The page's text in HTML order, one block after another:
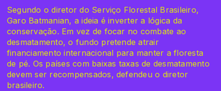
Segundo o diretor do Serviço Florestal Brasileiro,
Garo Batmanian, a ideia é inverter a lógica da
conservação. Em vez de focar no combate ao
desmatamento, o fundo pretende atrair
financiamento internacional para manter a floresta
de pé. Os países com baixas taxas de desmatamento
devem ser recompensados, defendeu o diretor
brasileiro.